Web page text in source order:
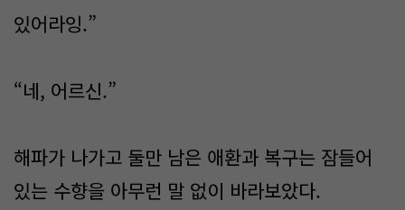
있어라잉.”
“네, 어르신.”
해파가 나가고 둘만 남은 애환과 복구는 잠들어
있는 수향을 아무런 말 없이 바라보았다.